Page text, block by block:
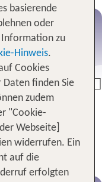
Jetzt ab 924 €
basierende
oder
zu
Hinweis.
Cookies
Daten finden Sie
zudem
"Cookie-
Webseite]
widerrufen. Ein
auf die
erfolgten